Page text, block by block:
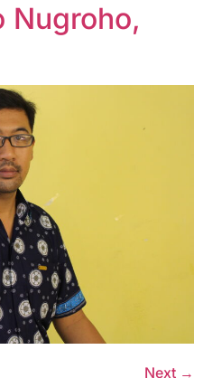
Nugroho,
Next →